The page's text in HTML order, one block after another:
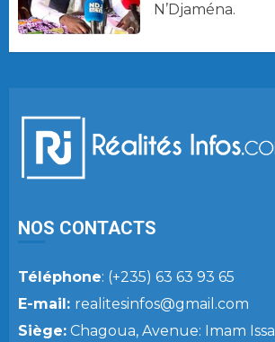
N’Djaména.
NOS CONTACTS
Téléphone: (+235) 63 63 93 65
E-mail: realitesinfos@gmail.com
Siège: Chagoua, Avenue: Imam Issa